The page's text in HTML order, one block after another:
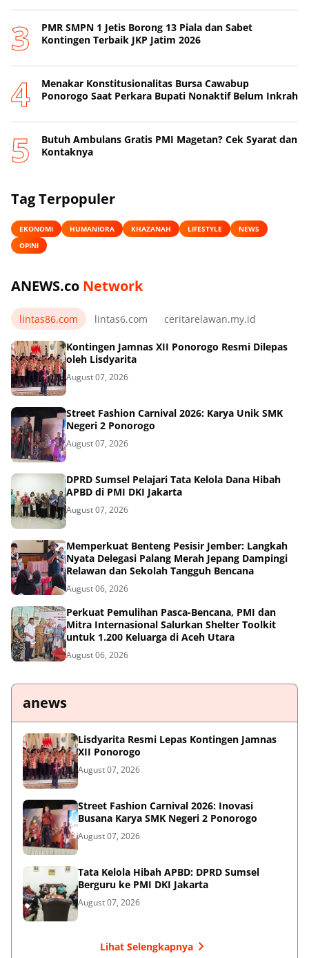
PMR SMPN 1 Jetis Borong 13 Piala dan Sabet
Kontingen Terbaik JKP Jatim 2026
Menakar Konstitusionalitas Bursa Cawabup
Ponorogo Saat Perkara Bupati Nonaktif Belum Inkrah
Butuh Ambulans Gratis PMI Magetan? Cek Syarat dan
Kontaknya
Tag Terpopuler
EKONOMI HUMANIORA KHAZANAH LIFESTYLE
NEWS
OPINI
ANEWS.co Network
lintas86.com lintas6.com ceritarelawan.my.id
Kontingen Jamnas XII Ponorogo Resmi Dilepas
oleh Lisdyarita
August 07, 2026
Street Fashion Carnival 2026: Karya Unik SMK
Negeri 2 Ponorogo
August 07, 2026
DPRD Sumsel Pelajari Tata Kelola Dana Hibah
APBD di PMI DKI Jakarta
August 07, 2026
Memperkuat Benteng Pesisir Jember: Langkah
Nyata Delegasi Palang Merah Jepang Dampingi
Relawan dan Sekolah Tangguh Bencana
August 06, 2026
Perkuat Pemulihan Pasca-Bencana, PMI dan
Mitra Internasional Salurkan Shelter Toolkit
untuk 1.200 Keluarga di Aceh Utara
August 06, 2026
anews
Lisdyarita Resmi Lepas Kontingen Jamnas
XII Ponorogo
August 07, 2026
Street Fashion Carnival 2026: Inovasi
Busana Karya SMK Negeri 2 Ponorogo
August 07, 2026
Tata Kelola Hibah APBD: DPRD Sumsel
Berguru ke PMI DKI Jakarta
August 07, 2026
Lihat Selengkapnya